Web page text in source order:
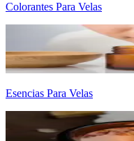
Colorantes Para Velas
Esencias Para Velas